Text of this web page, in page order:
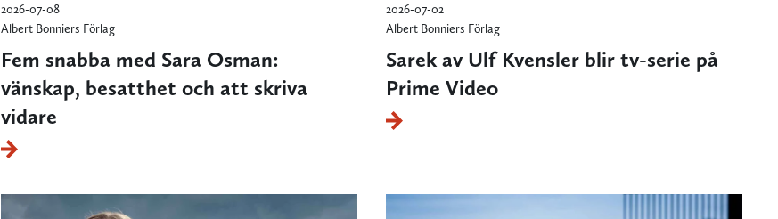
2026-07-08
Albert Bonniers Förlag
Fem snabba med Sara Osman:
vänskap, besatthet och att skriva
vidare
2026-07-02
Albert Bonniers Förlag
Sarek av Ulf Kvensler blir tv-serie på
Prime Video